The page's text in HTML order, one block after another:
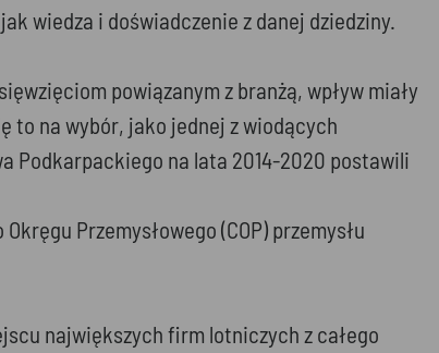
wiedza i doświadczenie z danej dziedziny.
powiązanym z branżą, wpływ miały
to na wybór, jako jednej z wiodących
Podkarpackiego na lata 2014-2020 postawili
Przemysłowego (COP) przemysłu
największych firm lotniczych z całego